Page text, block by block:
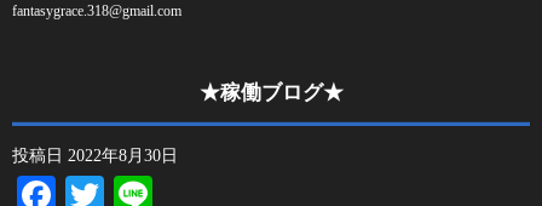
fantasygrace.318@gmail.com
★稼働ブログ★
投稿日 2022年8月30日
Facebook
Twitter